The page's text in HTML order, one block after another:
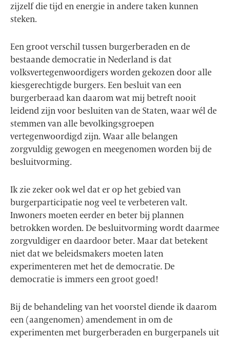
zijzelf die tijd en energie in andere taken kunnen
steken.
Een groot verschil tussen burgerberaden en de
bestaande democratie in Nederland is dat
volksvertegenwoordigers worden gekozen door alle
kiesgerechtigde burgers. Een besluit van een
burgerberaad kan daarom wat mij betreft nooit
leidend zijn voor besluiten van de Staten, waar wél de
stemmen van alle bevolkingsgroepen
vertegenwoordigd zijn. Waar alle belangen
zorgvuldig gewogen en meegenomen worden bij de
besluitvorming.
Ik zie zeker ook wel dat er op het gebied van
burgerparticipatie nog veel te verbeteren valt.
Inwoners moeten eerder en beter bij plannen
betrokken worden. De besluitvorming wordt daarmee
zorgvuldiger en daardoor beter. Maar dat betekent
niet dat we beleidsmakers moeten laten
experimenteren met het de democratie. De
democratie is immers een groot goed!
Bij de behandeling van het voorstel diende ik daarom
een (aangenomen) amendement in om de
experimenten met burgerberaden en burgerpanels uit